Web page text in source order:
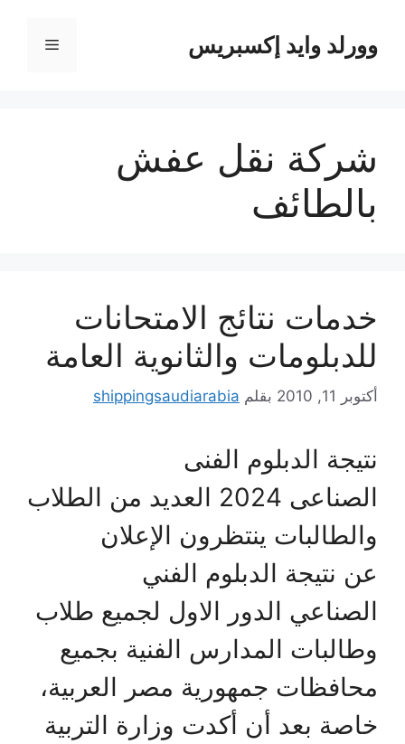
المحتوىوورلد وايد إكسبريس القائمة
شركة نقل عفش
بالطائف
خدمات نتائج الامتحانات
للدبلومات والثانوية العامة
أكتوبر 11, 2010 بقلم shippingsaudiarabia
نتيجة الدبلوم الفنى
الصناعى 2024 العديد من الطلاب
والطالبات ينتظرون الإعلان
عن نتيجة الدبلوم الفني
الصناعي الدور الاول لجميع طلاب
وطالبات المدارس الفنية بجميع
محافظات جمهورية مصر العربية،
خاصة بعد أن أكدت وزارة التربية